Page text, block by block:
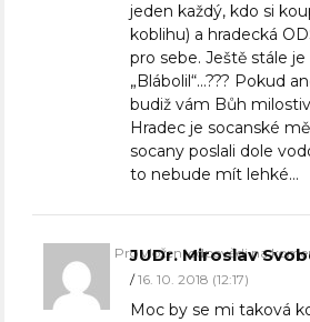
jeden každý, kdo si
koblihu) a hradecká
pro sebe. Ještě stále
„Blábolil“…??? Pokud
budiž vám Bůh
Hradec je socanské
socany poslali dole
to nebude mít lehké…
JUDr. Miroslav
16. 10. 2018 (12:17)
Moc by se mi taková
Pro vložení odpovědi na